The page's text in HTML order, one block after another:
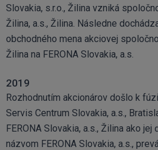
Slovakia, s.r.o., Žilina vzniká
Žilina, a.s., Žilina. Následne
obchodného mena akciovej
Žilina na FERONA Slovakia, a.s.
2019
Rozhodnutím akcionárov došlo k
Servis Centrum Slovakia, a.s.,
FERONA Slovakia, a.s., Žilina ako
názvom FERONA Slovakia, a.s.,